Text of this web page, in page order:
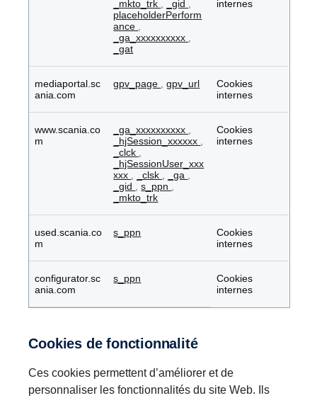
_mkto_trk _gid
placeholderPerform
ance
_ga_xxxxxxxxxx
_gat
internes
mediaportal.sc
ania.com
gpv_page ,gpv_url
Cookies
internes
www.scania.co
m
_ga_xxxxxxxxxx
_hjSession_xxxxxx
_clck
_hjSessionUser_xxx
xxx
_clsk _ga
_gid
,s_ppn
_mkto_trk
Cookies
internes
used.scania.co
m
s_ppn
Cookies
internes
configurator.sc
ania.com
s_ppn
Cookies
internes
Cookies de fonctionnalité
Ces cookies permettent d’améliorer et de
personnaliser les fonctionnalités du site Web. Ils